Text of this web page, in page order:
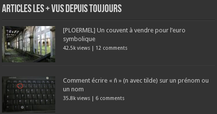
Articles les + vus depuis toujours
[PLOERMEL] Un couvent à vendre pour l’euro
symbolique
42.5k views | 12 comments
Comment écrire « ñ » (n avec tilde) sur un prénom ou
un nom
35.8k views | 6 comments